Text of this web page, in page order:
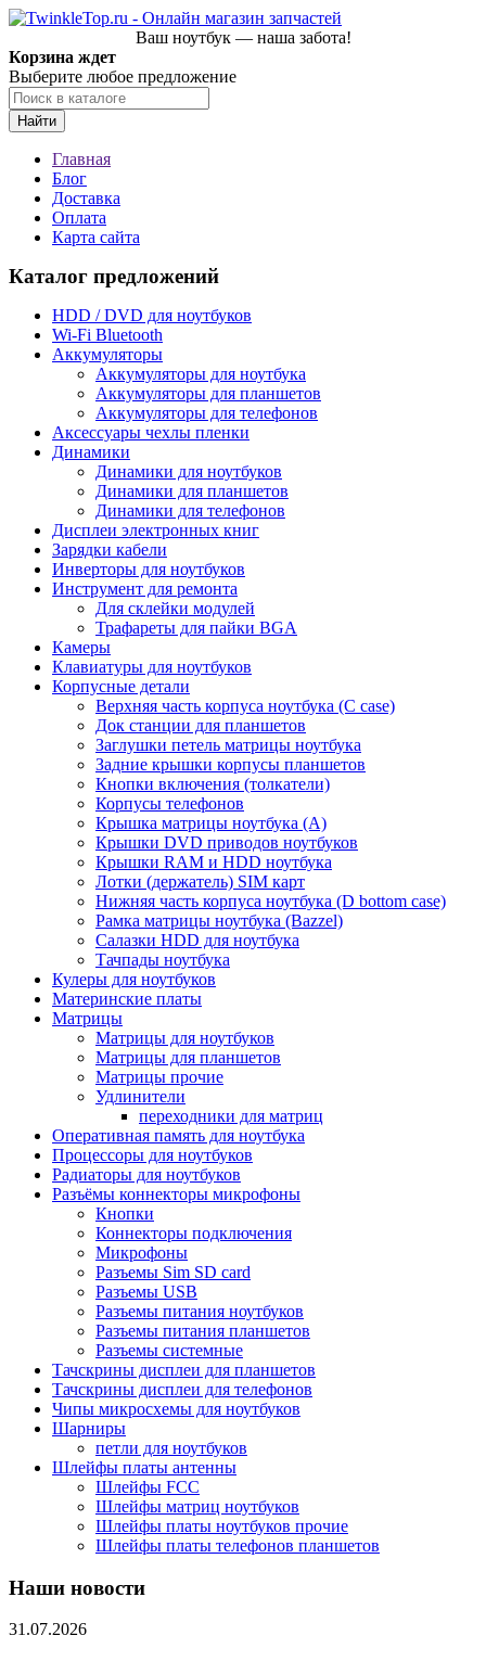
Ваш ноутбук — наша забота!
Корзина ждет
Выберите любое предложение
Найти
Главная
Блог
Доставка
Оплата
Карта сайта
Каталог предложений
HDD / DVD для ноутбуков
Wi-Fi Bluetooth
Аккумуляторы
Аккумуляторы для ноутбука
Аккумуляторы для планшетов
Аккумуляторы для телефонов
Аксессуары чехлы пленки
Динамики
Динамики для ноутбуков
Динамики для планшетов
Динамики для телефонов
Дисплеи электронных книг
Зарядки кабели
Инверторы для ноутбуков
Инструмент для ремонта
Для склейки модулей
Трафареты для пайки BGA
Камеры
Клавиатуры для ноутбуков
Корпусные детали
Верхняя часть корпуса ноутбука (С case)
Док станции для планшетов
Заглушки петель матрицы ноутбука
Задние крышки корпусы планшетов
Кнопки включения (толкатели)
Корпусы телефонов
Крышка матрицы ноутбука (A)
Крышки DVD приводов ноутбуков
Крышки RAM и HDD ноутбука
Лотки (держатель) SIM карт
Нижняя часть корпуса ноутбука (D bottom case)
Рамка матрицы ноутбука (Bazzel)
Салазки HDD для ноутбука
Тачпады ноутбука
Кулеры для ноутбуков
Материнские платы
Матрицы
Матрицы для ноутбуков
Матрицы для планшетов
Матрицы прочие
Удлинители
переходники для матриц
Оперативная память для ноутбука
Процессоры для ноутбуков
Радиаторы для ноутбуков
Разъёмы коннекторы микрофоны
Кнопки
Коннекторы подключения
Микрофоны
Разъемы Sim SD card
Разъемы USB
Разъемы питания ноутбуков
Разъемы питания планшетов
Разъемы системные
Тачскрины дисплеи для планшетов
Тачскрины дисплеи для телефонов
Чипы микросхемы для ноутбуков
Шарниры
петли для ноутбуков
Шлейфы платы антенны
Шлейфы FCC
Шлейфы матриц ноутбуков
Шлейфы платы ноутбуков прочие
Шлейфы платы телефонов планшетов
Наши новости
31.07.2026